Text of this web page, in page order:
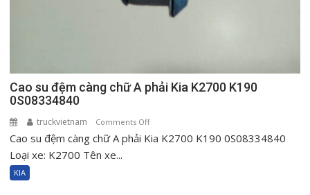
Cao su đệm càng chữ A phải Kia K2700 K190
0S08334840
truckvietnam Comments Offon
Cao
Cao su đệm càng chữ A phải Kia K2700 K190 0S08334840
Loại xe: K2700 Tên xe...
KIA